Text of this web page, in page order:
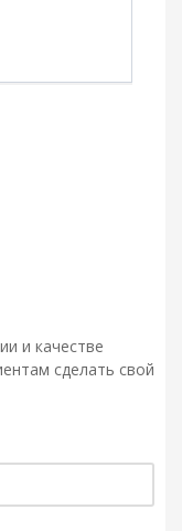
и качестве
сделать свой